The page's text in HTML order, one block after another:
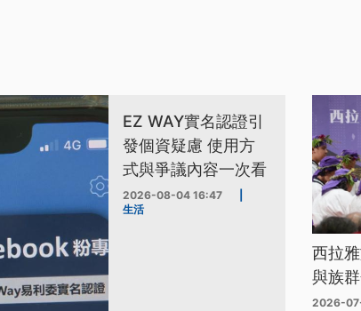
EZ WAY實名認證引
發個資疑慮 使用方
式與爭議內容一次看
2026-08-04 16:47
生活
西拉
與族
2026-